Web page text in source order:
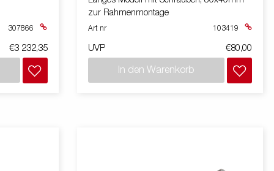
307866
€3 232,35
zur Rahmenmontage
Art nr 103419
UVP €80,00
In den Warenkorb